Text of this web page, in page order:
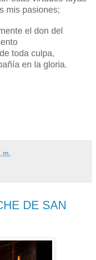
mis pasiones;
el don del
toda culpa,
en la gloria.
m.
DE SAN